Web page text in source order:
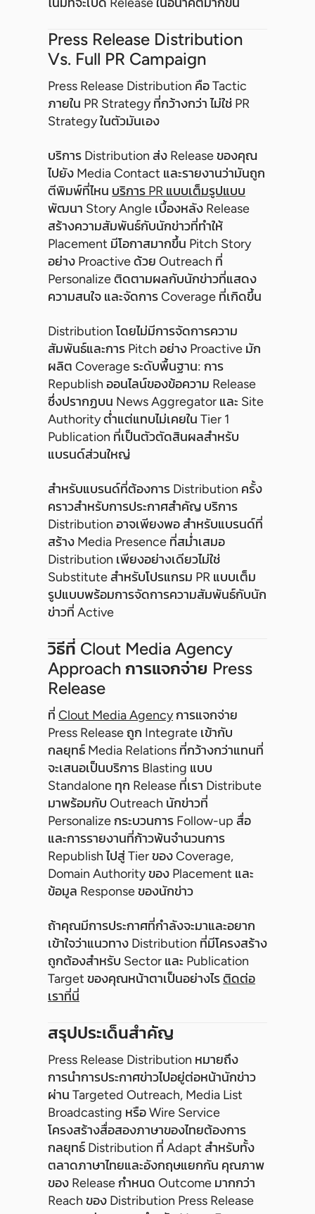
Press Release Distribution
Vs. Full PR Campaign
Press Release Distribution คือ Tactic
ภายใน PR Strategy ที่กว้างกว่า ไม่ใช่ PR
Strategy ในตัวมันเอง
บริการ Distribution ส่ง Release ของคุณ
ไปยัง Media Contact และรายงานว่ามันถูก
ตีพิมพ์ที่ไหน บริการ PR แบบเต็มรูปแบบ
พัฒนา Story Angle เบื้องหลัง Release
สร้างความสัมพันธ์กับนักข่าวที่ทำให้
Placement มีโอกาสมากขึ้น Pitch Story
อย่าง Proactive ด้วย Outreach ที่
Personalize ติดตามผลกับนักข่าวที่แสดง
ความสนใจ และจัดการ Coverage ที่เกิดขึ้น
Distribution โดยไม่มีการจัดการความ
สัมพันธ์และการ Pitch อย่าง Proactive มัก
ผลิต Coverage ระดับพื้นฐาน: การ
Republish ออนไลน์ของข้อความ Release
ซึ่งปรากฏบน News Aggregator และ Site
Authority ต่ำแต่แทบไม่เคยใน Tier 1
Publication ที่เป็นตัวตัดสินผลสำหรับ
แบรนด์ส่วนใหญ่
สำหรับแบรนด์ที่ต้องการ Distribution ครั้ง
คราวสำหรับการประกาศสำคัญ บริการ
Distribution อาจเพียงพอ สำหรับแบรนด์ที่
สร้าง Media Presence ที่สม่ำเสมอ
Distribution เพียงอย่างเดียวไม่ใช่
Substitute สำหรับโปรแกรม PR แบบเต็ม
รูปแบบพร้อมการจัดการความสัมพันธ์กับนัก
ข่าวที่ Active
วิธีที่ Clout Media Agency
Approach การแจกจ่าย Press
Release
ที่ Clout Media Agencyการแจกจ่าย
Press Release ถูก Integrate เข้ากับ
กลยุทธ์ Media Relations ที่กว้างกว่าแทนที่
จะเสนอเป็นบริการ Blasting แบบ
Standalone ทุก Release ที่เรา Distribute
มาพร้อมกับ Outreach นักข่าวที่
Personalize กระบวนการ Follow-up สื่อ
และการรายงานที่ก้าวพ้นจำนวนการ
Republish ไปสู่ Tier ของ Coverage,
Domain Authority ของ Placement และ
ข้อมูล Response ของนักข่าว
ถ้าคุณมีการประกาศที่กำลังจะมาและอยาก
เข้าใจว่าแนวทาง Distribution ที่มีโครงสร้าง
ถูกต้องสำหรับ Sector และ Publication
Target ของคุณหน้าตาเป็นอย่างไรติดต่อ
เราที่นี่
สรุปประเด็นสำคัญ
Press Release Distribution หมายถึง
การนำการประกาศข่าวไปอยู่ต่อหน้านักข่าว
ผ่าน Targeted Outreach, Media List
Broadcasting หรือ Wire Service
โครงสร้างสื่อสองภาษาของไทยต้องการ
กลยุทธ์ Distribution ที่ Adapt สำหรับทั้ง
ตลาดภาษาไทยและอังกฤษแยกกัน คุณภาพ
ของ Release กำหนด Outcome มากกว่า
Reach ของ Distribution Press Release